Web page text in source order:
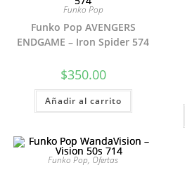
Funko Pop
Funko Pop AVENGERS
ENDGAME – Iron Spider 574
$350.00
Añadir al carrito
Funko Pop, Ofertas